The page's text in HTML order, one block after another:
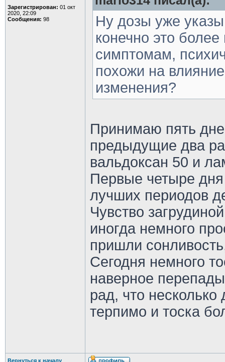
Зарегистрирован: 01 окт
2020, 22:09
Сообщения: 98
Ну дозы уже
конечно это
симптомам,
похожи на
изменения?
Принимаю пять
предыдущие два
вальдоксан 50 и
Первые четыре
лучших периодов
Чувство
иногда немного
пришли
Сегодня немного
наверное
рад, что
терпимо и тоска
Вернуться к началу